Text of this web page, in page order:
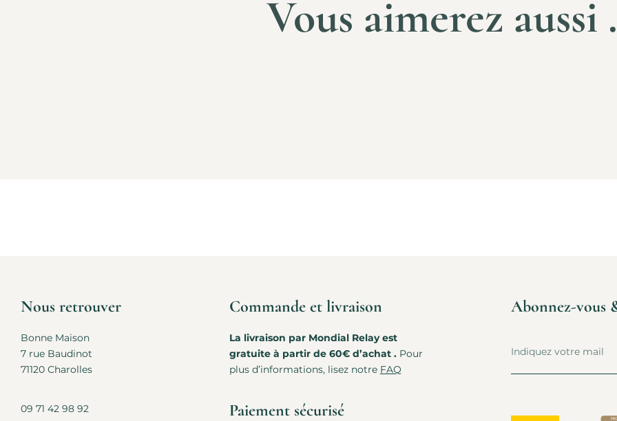
Vous aimerez aussi
Nous retrouver
Bonne Maison
7 rue Baudinot
71120 Charolles
09 71 42 98 92
Commande et livraison
La livraison par Mondial Relay est
gratuite à partir de 60€ d’achat .Pour
plus d’informations, lisez notre FAQ
Paiement sécurisé
Abonnez-vous